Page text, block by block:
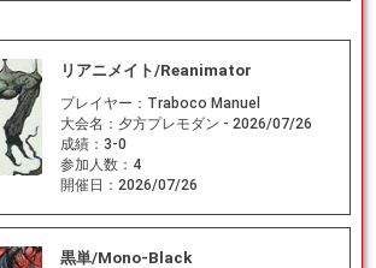
リアニメイト/Reanimator
プレイヤー： Traboco Manuel
大会名： 夕方プレモダン - 2026/07/26
成績： 3-0
参加人数： 4
開催日： 2026/07/26
黒単/Mono-Black